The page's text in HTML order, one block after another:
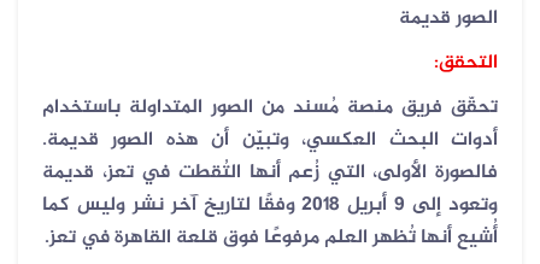
الصور قديمة
التحقق:
تحقّق فريق منصة مُسند من الصور المتداولة باستخدام
أدوات البحث العكسي، وتبيّن أن هذه الصور قديمة.
فالصورة الأولى، التي زُعم أنها التُقطت في تعز، قديمة
وتعود إلى 9
أبريل 2018 وفقًا لتاريخ آخر نشر وليس كما
أُشيع أنها تُظهر العلم مرفوعًا فوق قلعة القاهرة في تعز.